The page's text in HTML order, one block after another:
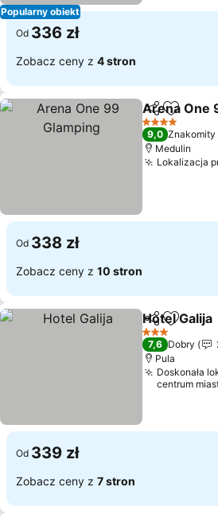
Popularny obiekt
Od 336 zł
Zobacz ceny z 4 stron
Udostępnij
Dodaj
Arena One
4 Kategoria
9,0 Znakomity
Medulin
Lokalizacja
Od 338 zł
Zobacz ceny z 10 stron
Udostępnij
Dodaj
Hotel Galija
3 Kategoria
7,6 Dobry
Pula
Doskonała
centrum
Od 339 zł
Zobacz ceny z 7 stron